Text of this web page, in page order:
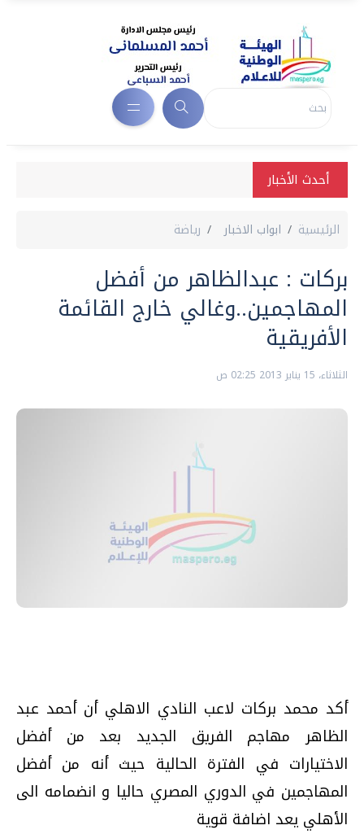
أحدث الأخبار
الرئيسية ابواب الاخبار رياضة
بركات : عبدالظاهر من أفضل
المهاجمين..وغالي خارج القائمة
الأفريقية
الثلاثاء، 15 يناير 2013 02:25 ص
أكد محمد بركات لاعب النادي الاهلي أن أحمد عبد
الظاهر مهاجم الفريق الجديد بعد من أفضل
الاختيارات في الفترة الحالية حيث أنه من أفضل
المهاجمين في الدوري المصري حاليا و انضمامه الى
الأهلي يعد اضافة قوية